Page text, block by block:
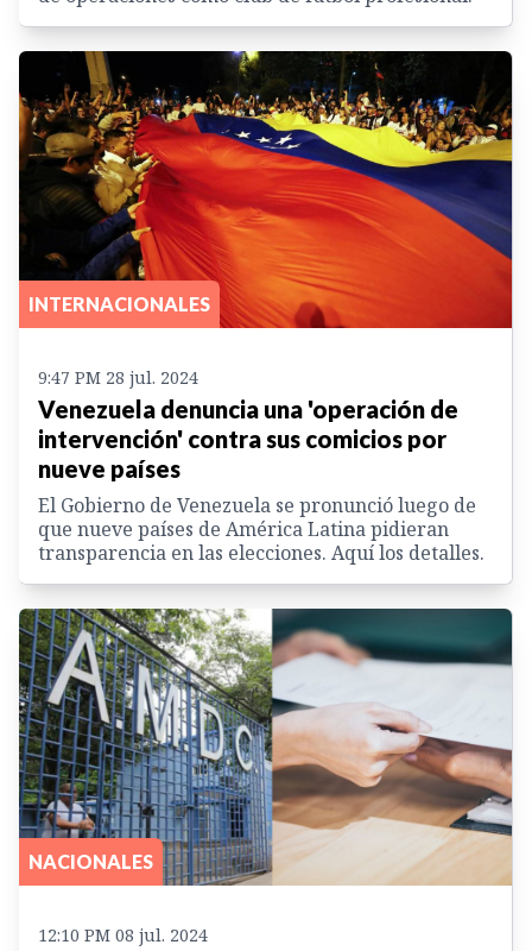
INTERNACIONALES
9:47 PM 28 jul. 2024
Venezuela denuncia una 'operación de
intervención' contra sus comicios por
nueve países
El Gobierno de Venezuela se pronunció luego de
que nueve países de América Latina pidieran
transparencia en las elecciones. Aquí los detalles.
NACIONALES
12:10 PM 08 jul. 2024